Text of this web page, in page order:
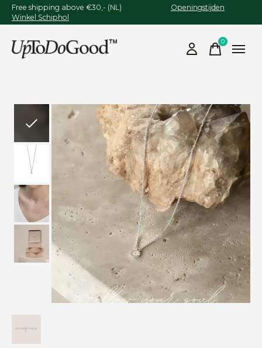
Free shipping above €30,- (NL) Openingstijden
Winkel Schiphol
0items
Slideshow Items